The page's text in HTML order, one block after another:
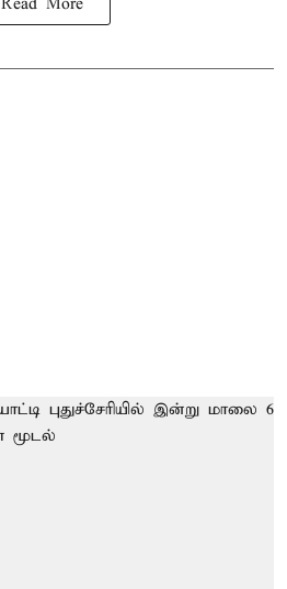
Read More